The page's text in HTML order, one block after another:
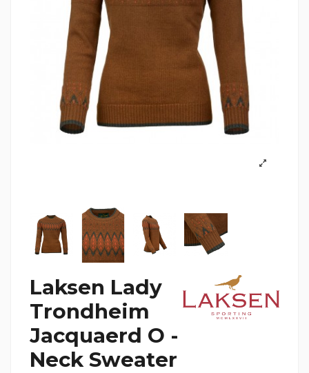
Laksen Lady
Trondheim
Jacquaerd O -
Neck Sweater